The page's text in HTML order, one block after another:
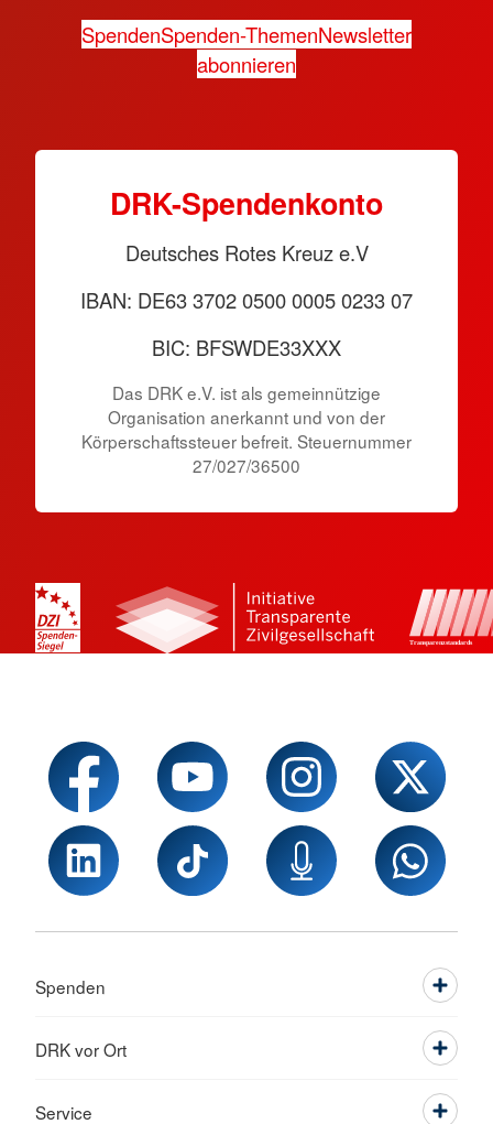
SpendenSpenden-ThemenNewsletter
abonnieren
DRK-Spendenkonto
Deutsches Rotes Kreuz e.V
IBAN: DE63 3702 0500 0005 0233 07
BIC: BFSWDE33XXX
Das DRK e.V. ist als gemeinnützige
Organisation anerkannt und von der
Körperschaftssteuer befreit. Steuernummer
27/027/36500
Spenden
DRK vor Ort
Service